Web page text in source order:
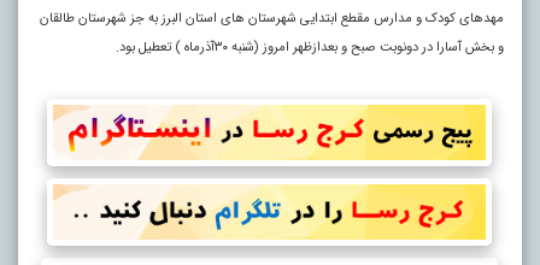
مهدهای کودک و مدارس مقطع ابتدایی شهرستان های استان البرز به جز شهرستان طالقان
و بخش آسارا در دونوبت صبح و بعدازظهر امروز (شنبه ۳۰آذرماه ) تعطیل بود.